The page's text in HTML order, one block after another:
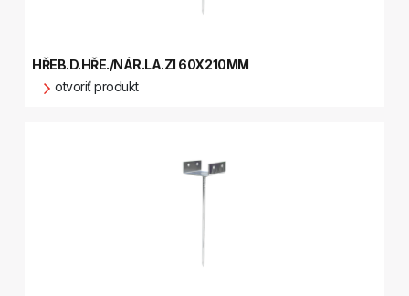
HŘEB.D.HŘE./NÁR.LA.ZI 60X210MM
otvoriť produkt